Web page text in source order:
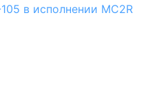
в исполнении MC2R